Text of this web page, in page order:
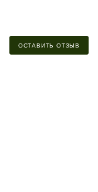
ОСТАВИТЬ ОТЗЫВ